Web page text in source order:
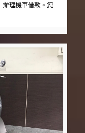
辦理機車借款。您